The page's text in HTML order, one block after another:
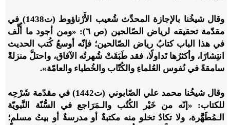
وقال شيخُنا بالإجازة المحدِّث شُعيب الأَرْناؤوط (ت1438) في
مقدّمة تحقيقه لرياض الصّالحين (ص ٦): «ومن أجود ما أُلِّف
في هذا الباب كتابُ رياض الصّالحين؛ فإنّه أوسعُ كُتب الحديث
انتِشارًا، وأكثرُها تَداولًا، فقد طَبَقَتْ شُهرتُه الآفاق، واحتلَّ منزلةً
سامقةً في نُفوس العُلماءِ والكُتّاب والخُطباء والعامّة».
وقال شيخُنا محمد علي الصّابوني (ت1442) في مقدّمة شَرْحِه
للكتاب: «إنّه من خَيْر الكُتُب والـمَرَاجع في السُّنّة النَّبويّة
الـمُطَهَّرة، ولا تكادُ تخلو منه مكتبةٌ أو مدرسةٌ أو بيتُ مسلمٍ؛